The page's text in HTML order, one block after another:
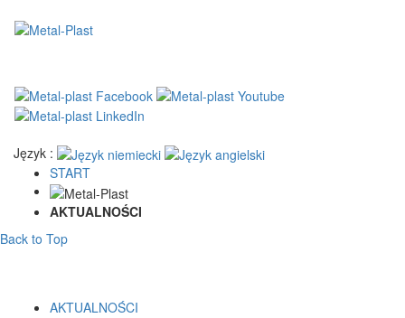
Język :
START
AKTUALNOŚCI
Back to Top
AKTUALNOŚCI